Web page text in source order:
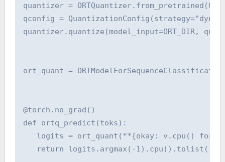
quantizer =
qconfig =
quantizer.quantize(model_input=ORT_DIR,
ort_quant =
@torch.no_grad()
def ortq_predict(toks):
logits = ort_quant(**{okay: v.cpu() for
   return logits.argmax(-1).cpu().tolist()